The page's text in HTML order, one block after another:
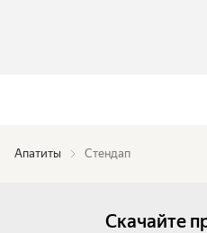
Апатиты Стендап
Скачайте